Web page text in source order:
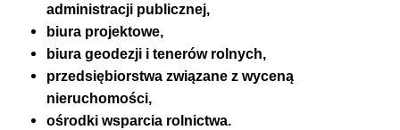
administracji publicznej,
biura projektowe,
biura geodezji i tenerów rolnych,
przedsiębiorstwa związane z wyceną
nieruchomości,
ośrodki wsparcia rolnictwa.